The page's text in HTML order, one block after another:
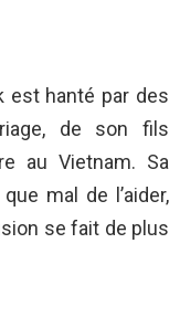
est hanté par des
de son fils
au Vietnam. Sa
mal de l’aider,
se fait de plus